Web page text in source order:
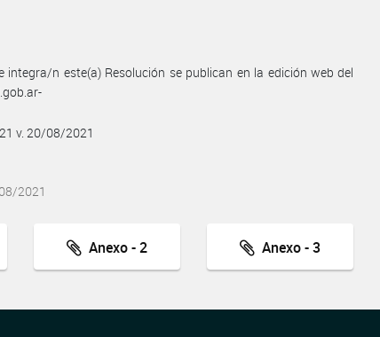
integra/n este(a) Resolución se publican en la edición web del
v. 20/08/2021
2021
Anexo - 2 Anexo - 3